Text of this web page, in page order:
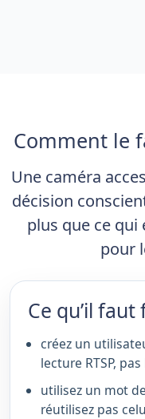
Comment le
Une caméra
décision
plus que ce qui
pour
Ce qu’il faut
créez un
lecture RTSP,
utilisez un mot
réutilisez pas